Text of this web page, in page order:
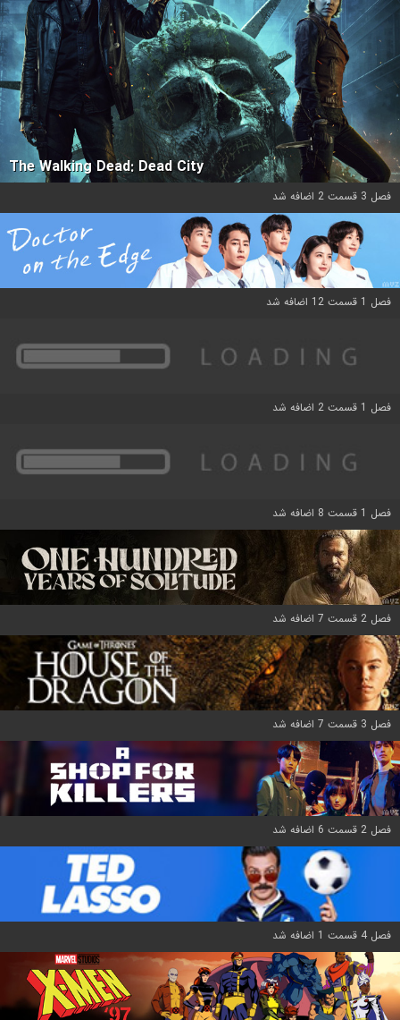
The Walking Dead: Dead City
فصل 3 قسمت 2 اضافه شد
فصل 1 قسمت 12 اضافه شد
فصل 1 قسمت 2 اضافه شد
فصل 1 قسمت 8 اضافه شد
فصل 2 قسمت 7 اضافه شد
فصل 3 قسمت 7 اضافه شد
فصل 2 قسمت 6 اضافه شد
فصل 4 قسمت 1 اضافه شد